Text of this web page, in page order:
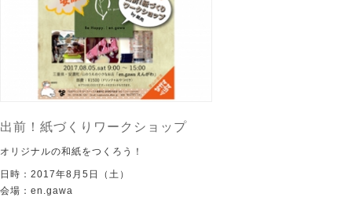
出前！紙づくりワークショップ
オリジナルの和紙をつくろう！
日時：2017年8月5日（土）
会場：en.gawa